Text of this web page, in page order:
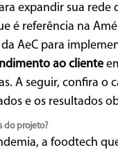
expandir sua rede
é referência na
AeC para
ao cliente
A seguir, confira o
e os resultados
do projeto?
a foodtech